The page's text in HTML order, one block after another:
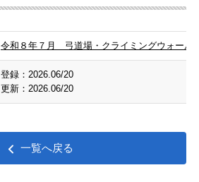
令和８年７月 弓道場・クライミングウォール
登録：2026.06/20
更新：2026.06/20
一覧へ戻る